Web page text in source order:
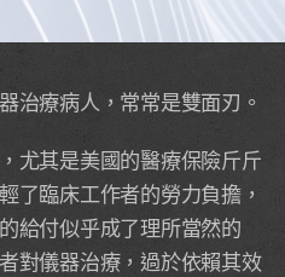
治療病人，常常是雙面刃。
尤其是美國的醫療保險斤斤
了臨床工作者的勞力負擔，
給付似乎成了理所當然的
對儀器治療，過於依賴其效